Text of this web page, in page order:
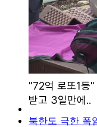
북한도 극한 폭